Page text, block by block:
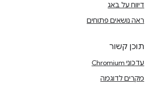
דיווח על באג
ראה נושאים פתוחים
תוכן קשור
עדכוני Chromium
מקרים לדוגמה